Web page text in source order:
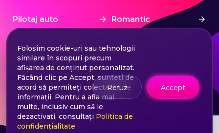
Pilotaj auto Romantic
Spa & Wellness Sport
Sporturi nautice Stress Free
Tratament Turism
Folosim cookie-uri sau tehnologii
similare în scopuri precum
afișarea de conținut personalizat.
Făcând clic pe Accept, sunteți de
acord să permiteți colectarea de
informații. Pentru a afla mai
multe, inclusiv cum să le
dezactivați, consultați Politica de
confidențialitate
Refuz Accept